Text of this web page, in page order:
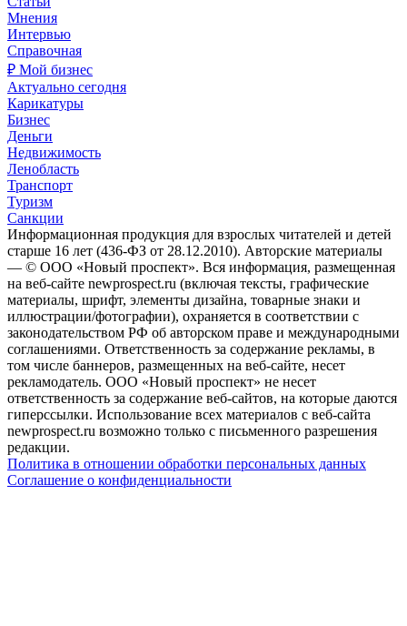
Мнения
Интервью
Справочная
₽ Мой бизнес
Актуально сегодня
Карикатуры
Бизнес
Деньги
Недвижимость
Ленобласть
Транспорт
Туризм
Санкции
Информационная продукция для взрослых читателей и детей
старше 16 лет (436-ФЗ от 28.12.2010). Авторские материалы
— © ООО «Новый проспект». Вся информация, размещенная
на веб-сайте newprospect.ru (включая тексты, графические
материалы, шрифт, элементы дизайна, товарные знаки и
иллюстрации/фотографии), охраняется в соответствии с
законодательством РФ об авторском праве и международными
соглашениями. Ответственность за содержание рекламы, в
том числе баннеров, размещенных на веб-сайте, несет
рекламодатель. ООО «Новый проспект» не несет
ответственность за содержание веб-сайтов, на которые даются
гиперссылки. Использование всех материалов с веб-сайта
newprospect.ru возможно только с письменного разрешения
редакции.
Политика в отношении обработки персональных данных
Соглашение о конфиденциальности